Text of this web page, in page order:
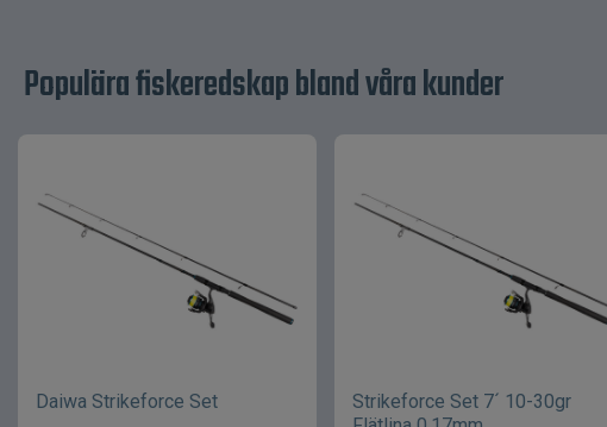
Populära fiskeredskap bland våra kunder
Daiwa Strikeforce Set
Strikeforce Set 7´ 10-30gr